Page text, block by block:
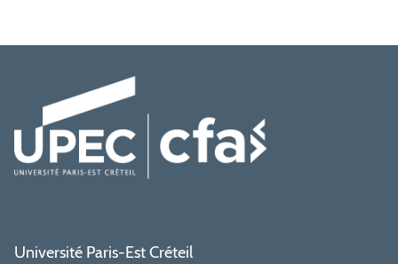
Université Paris-Est Créteil